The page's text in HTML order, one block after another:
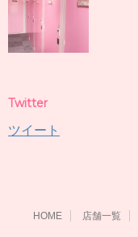
Twitter
ツイート
HOME 店舗一覧